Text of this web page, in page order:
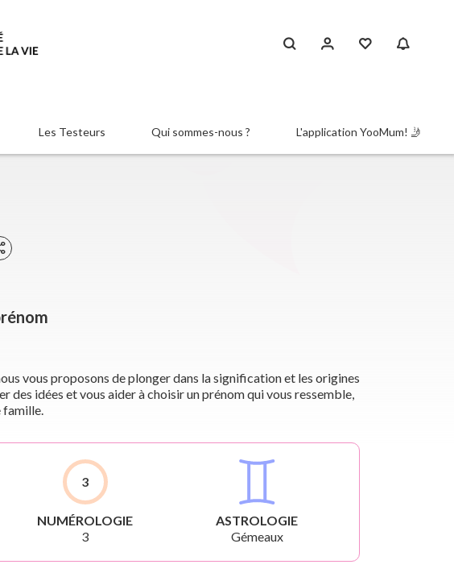
Les Testeurs Qui sommes-nous ? L'application YooMum! 🤳
vous proposons de plonger dans la signification et les origines
idées et vous aider à choisir un prénom qui vous ressemble,
3
NUMÉROLOGIE
3
ASTROLOGIE
Gémeaux